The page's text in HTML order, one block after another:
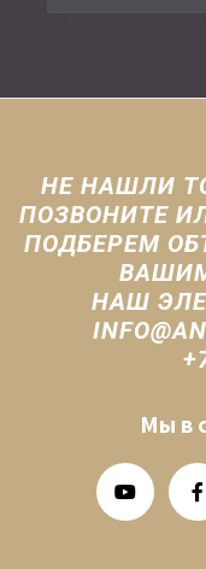
НЕ НАШЛИ
ПОЗВОНИТЕ
ПОДБЕРЕМ
НАШ
Мы в